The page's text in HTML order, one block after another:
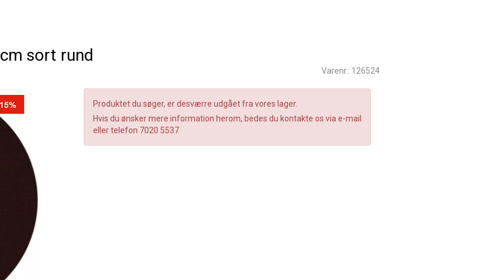
sort rund
Varenr.: 126524
Produktet du søger, er desværre udgået fra vores lager.
Hvis du ønsker mere information herom, bedes du kontakte os via e-mail
eller telefon 7020 5537